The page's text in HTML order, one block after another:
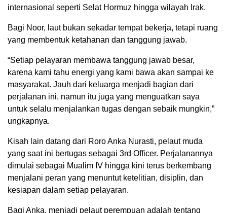
internasional seperti Selat Hormuz hingga wilayah Irak.
Bagi Noor, laut bukan sekadar tempat bekerja, tetapi ruang
yang membentuk ketahanan dan tanggung jawab.
“Setiap pelayaran membawa tanggung jawab besar,
karena kami tahu energi yang kami bawa akan sampai ke
masyarakat. Jauh dari keluarga menjadi bagian dari
perjalanan ini, namun itu juga yang menguatkan saya
untuk selalu menjalankan tugas dengan sebaik mungkin,”
ungkapnya.
Kisah lain datang dari Roro Anka Nurasti, pelaut muda
yang saat ini bertugas sebagai 3rd Officer. Perjalanannya
dimulai sebagai Mualim IV hingga kini terus berkembang
menjalani peran yang menuntut ketelitian, disiplin, dan
kesiapan dalam setiap pelayaran.
Bagi Anka, menjadi pelaut perempuan adalah tentang